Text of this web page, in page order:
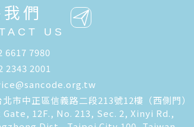
們
US
6617 7980
2343 2001
北市中正區信義路二段213號12樓（西側門）
Gate, 12F., No. 213, Sec. 2, Xinyi Rd.,